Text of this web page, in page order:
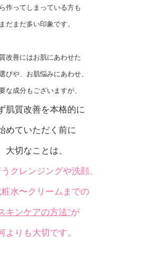
作ってしまっている方も
まだまだ多い印象です。
改善にはお肌にあわせた
びや、お肌悩みにあわせ、
な成分もございますが、
肌質改善を本格的に
めていただく前に
大切なことは、
クレンジングや洗顔、
水〜クリームまでの
キンケアの方法"が
よりも大切です。